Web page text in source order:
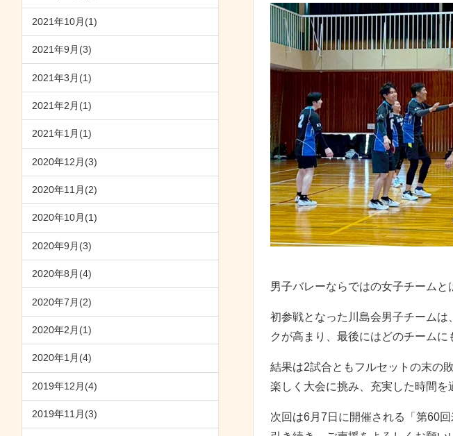
2021年10月(1)
2021年9月(3)
2021年3月(1)
2021年2月(1)
2021年1月(1)
2020年12月(3)
2020年11月(2)
2020年10月(1)
2020年9月(3)
2020年8月(4)
2020年7月(2)
2020年2月(1)
2020年1月(4)
2019年12月(4)
2019年11月(3)
男子バレーならではの女子チームと
初参戦となった川島会男子チーム
クが高まり、最後にはどのチームに
結果は2試合ともフルセットの末の
楽しく大会に挑み、充実した時間を
次回は6月7日に開催される「第60